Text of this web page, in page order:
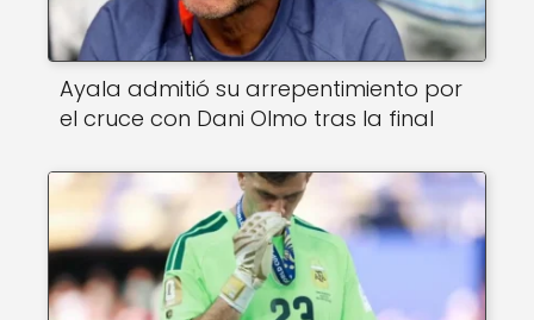
Ayala admitió su arrepentimiento por
el cruce con Dani Olmo tras la final